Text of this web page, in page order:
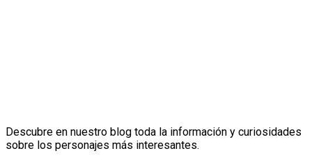
Descubre en nuestro blog toda la información y curiosidades
sobre los personajes más interesantes.